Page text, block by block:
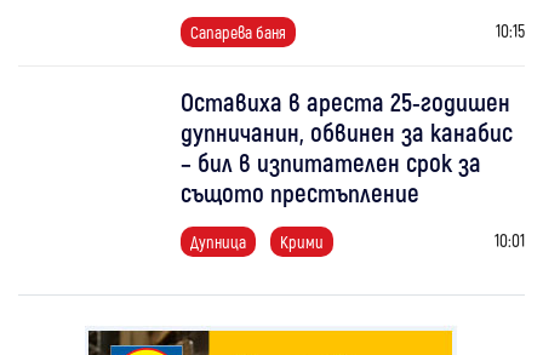
Сапарева баня 10:15
Оставиха в ареста 25-годишен
дупничанин, обвинен за канабис
– бил в изпитателен срок за
същото престъпление
Дупница Крими 10:01